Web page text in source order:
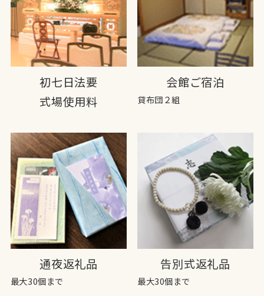
初七日法要
式場使用料
会館ご宿泊
貸布団２組
通夜返礼品
最大30個まで
告別式返礼品
最大30個まで